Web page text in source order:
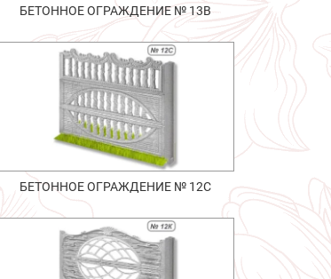
БЕТОННОЕ ОГРАЖДЕНИЕ № 13В
БЕТОННОЕ ОГРАЖДЕНИЕ № 12С